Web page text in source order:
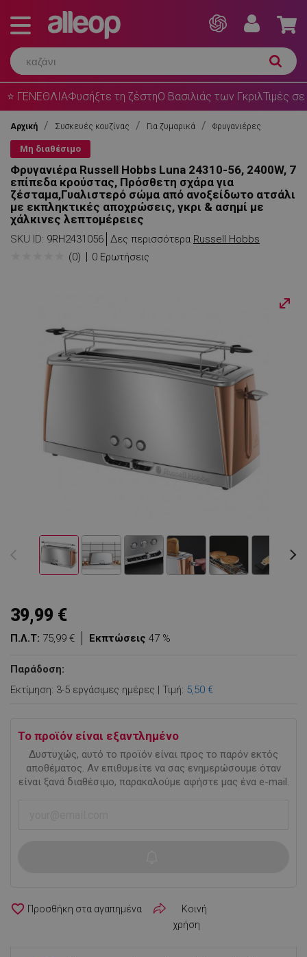
⭐ ΓΕΝΕΘΛΙΑΦυσήξτε τη ζέστηΟ Βασιλιάς των ΓκριλΤιμές σε
Αρχική Συσκευές κουζίνας Για ζυμαρικά Φρυγανιέρες
Μη διαθέσιμο
Φρυγανιέρα Russell Hobbs Luna 24310-56, 2400W, 7
επίπεδα κρούστας, Πρόσθετη σχάρα για
ζέσταμα,Γυαλιστερό σώμα από ανοξείδωτο ατσάλι
με εκπληκτικές αποχρώσεις, γκρι & ασημί με
χάλκινες λεπτομέρειες
SKU ID: 9RH2431056 Δες περισσότερα Russell Hobbs
(0) 0 Ερωτήσεις
Εκπτώσεις 47 %
Π.Λ.Τ: 75,99 €
39,99 €
Παράδοση:
Εκτίμηση: 3-5 εργάσιμες ημέρες | Τιμή: 5,50 €
Το προϊόν είναι εξαντλημένο
Δυστυχώς, αυτό το προϊόν είναι προς το παρόν εκτός
αποθέματος. Αν επιθυμείτε να σας ενημερώσουμε όταν
είναι ξανά διαθέσιμο, παρακαλούμε αφήστε μας ένα e-mail.
favorite_border
Κοινή
χρήση